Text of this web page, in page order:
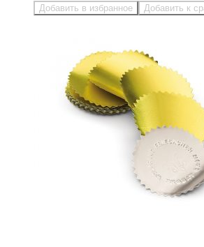
Добавить в избранное Добавить к